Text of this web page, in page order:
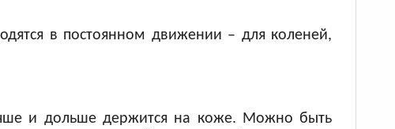
в постоянном движении – для коленей,
и дольше держится на коже. Можно быть